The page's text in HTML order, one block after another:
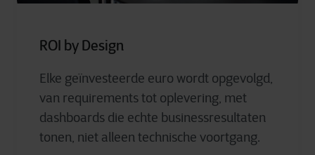
ROI by Design
Elke geïnvesteerde euro wordt opgevolgd,
van requirements tot oplevering, met
dashboards die echte businessresultaten
tonen, niet alleen technische voortgang.